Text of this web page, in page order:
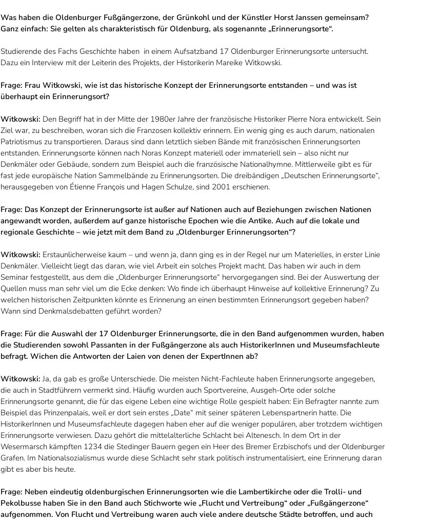
Was haben die Oldenburger Fußgängerzone, der Grünkohl und der Künstler Horst Janssen gemeinsam?
Ganz einfach: Sie gelten als charakteristisch für Oldenburg, als sogenannte „Erinnerungsorte“.
Studierende des Fachs Geschichte haben in einem Aufsatzband 17 Oldenburger Erinnerungsorte untersucht.
Dazu ein Interview mit der Leiterin des Projekts, der Historikerin Mareike Witkowski.
Frage: Frau Witkowski, wie ist das historische Konzept der Erinnerungsorte entstanden – und was ist
überhaupt ein Erinnerungsort?
Witkowski: Den Begriff hat in der Mitte der 1980er Jahre der französische Historiker Pierre Nora entwickelt. Sein
Ziel war, zu beschreiben, woran sich die Franzosen kollektiv erinnern. Ein wenig ging es auch darum, nationalen
Patriotismus zu transportieren. Daraus sind dann letztlich sieben Bände mit französischen Erinnerungsorten
entstanden. Erinnerungsorte können nach Noras Konzept materiell oder immateriell sein – also nicht nur
Denkmäler oder Gebäude, sondern zum Beispiel auch die französische Nationalhymne. Mittlerweile gibt es für
fast jede europäische Nation Sammelbände zu Erinnerungsorten. Die dreibändigen „Deutschen Erinnerungsorte“,
herausgegeben von Étienne François und Hagen Schulze, sind 2001 erschienen.
Frage: Das Konzept der Erinnerungsorte ist außer auf Nationen auch auf Beziehungen zwischen Nationen
angewandt worden, außerdem auf ganze historische Epochen wie die Antike. Auch auf die lokale und
regionale Geschichte – wie jetzt mit dem Band zu „Oldenburger Erinnerungsorten“?
Witkowski: Erstaunlicherweise kaum – und wenn ja, dann ging es in der Regel nur um Materielles, in erster Linie
Denkmäler. Vielleicht liegt das daran, wie viel Arbeit ein solches Projekt macht. Das haben wir auch in dem
Seminar festgestellt, aus dem die „Oldenburger Erinnerungsorte“ hervorgegangen sind. Bei der Auswertung der
Quellen muss man sehr viel um die Ecke denken: Wo finde ich überhaupt Hinweise auf kollektive Erinnerung? Zu
welchen historischen Zeitpunkten könnte es Erinnerung an einen bestimmten Erinnerungsort gegeben haben?
Wann sind Denkmalsdebatten geführt worden?
Frage: Für die Auswahl der 17 Oldenburger Erinnerungsorte, die in den Band aufgenommen wurden, haben
die Studierenden sowohl Passanten in der Fußgängerzone als auch HistorikerInnen und Museumsfachleute
befragt. Wichen die Antworten der Laien von denen der ExpertInnen ab?
Witkowski: Ja, da gab es große Unterschiede. Die meisten Nicht-Fachleute haben Erinnerungsorte angegeben,
die auch in Stadtführern vermerkt sind. Häufig wurden auch Sportvereine, Ausgeh-Orte oder solche
Erinnerungsorte genannt, die für das eigene Leben eine wichtige Rolle gespielt haben: Ein Befragter nannte zum
Beispiel das Prinzenpalais, weil er dort sein erstes „Date“ mit seiner späteren Lebenspartnerin hatte. Die
HistorikerInnen und Museumsfachleute dagegen haben eher auf die weniger populären, aber trotzdem wichtigen
Erinnerungsorte verwiesen. Dazu gehört die mittelalterliche Schlacht bei Altenesch. In dem Ort in der
Wesermarsch kämpften 1234 die Stedinger Bauern gegen ein Heer des Bremer Erzbischofs und der Oldenburger
Grafen. Im Nationalsozialismus wurde diese Schlacht sehr stark politisch instrumentalisiert, eine Erinnerung daran
gibt es aber bis heute.
Frage: Neben eindeutig oldenburgischen Erinnerungsorten wie die Lambertikirche oder die Trolli- und
Pekolbusse haben Sie in den Band auch Stichworte wie „Flucht und Vertreibung“ oder „Fußgängerzone“
aufgenommen. Von Flucht und Vertreibung waren auch viele andere deutsche Städte betroffen, und auch